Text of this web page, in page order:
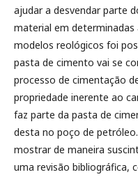
ajudar a desvendar parte
material em determinadas
modelos reológicos foi
pasta de cimento vai se
processo de cimentação
propriedade inerente ao
faz parte da pasta de
desta no poço de
mostrar de maneira
uma revisão bibliográfica,